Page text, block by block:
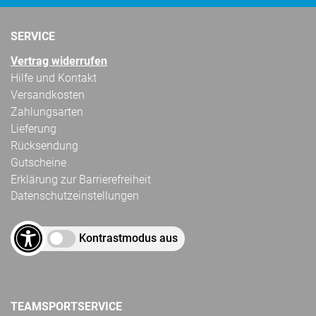
SERVICE
Vertrag widerrufen
Hilfe und Kontakt
Versandkosten
Zahlungsarten
Lieferung
Rücksendung
Gutscheine
Erklärung zur Barrierefreiheit
Datenschutzeinstellungen
Kontrastmodus aus
TEAMSPORTSERVICE